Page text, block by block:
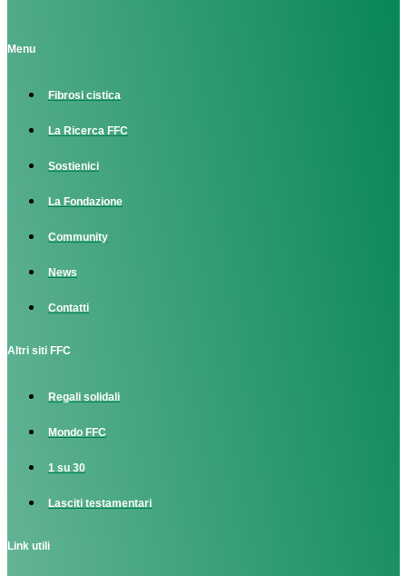
Menu
Fibrosi cistica
La Ricerca FFC
Sostienici
La Fondazione
Community
News
Contatti
Altri siti FFC
Regali solidali
Mondo FFC
1 su 30
Lasciti testamentari
Link utili